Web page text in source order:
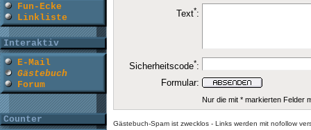
Fun-Ecke
Linkliste
Interaktiv
E-Mail
Gästebuch
Forum
Counter
Text*:
Sicherheitscode*:
Formular:
Nur die mit * markierten Felder
Gästebuch-Spam ist zwecklos - Links werden mit nofollow